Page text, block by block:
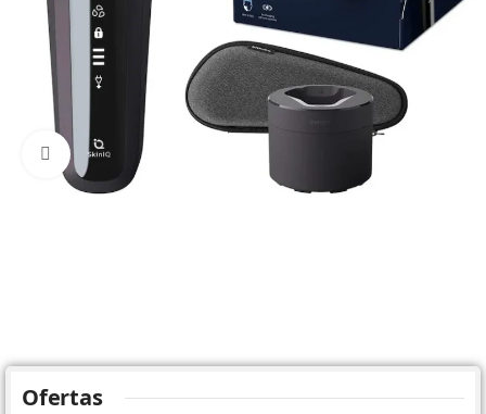
Click to enlarge
Ofertas